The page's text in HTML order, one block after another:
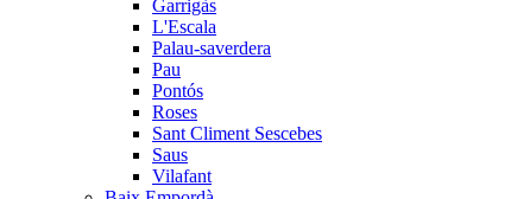
Garrigàs
L'Escala
Palau-saverdera
Pau
Pontós
Roses
Sant Climent Sescebes
Saus
Vilafant